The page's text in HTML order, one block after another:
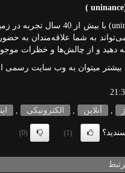
( uninance
) با بیش از 40 سال
به شما علاقه‌مندان به
و از چالش‌ها و خظرات موجود در
میتوان به وب سایت رسمی
آنلاین الكترونیكی
(1)
(0)